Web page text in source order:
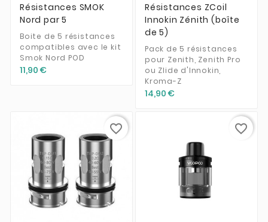
Résistances SMOK
Nord par 5
Boite de 5 résistances
compatibles avec le kit
Smok Nord POD
11,90 €
Résistances ZCoil
Innokin Zénith (boîte
de 5)
Pack de 5 résistances
pour Zenith, Zenith Pro
ou Zlide d'Innokin,
Kroma-Z
14,90 €
favorite_border favorite_border